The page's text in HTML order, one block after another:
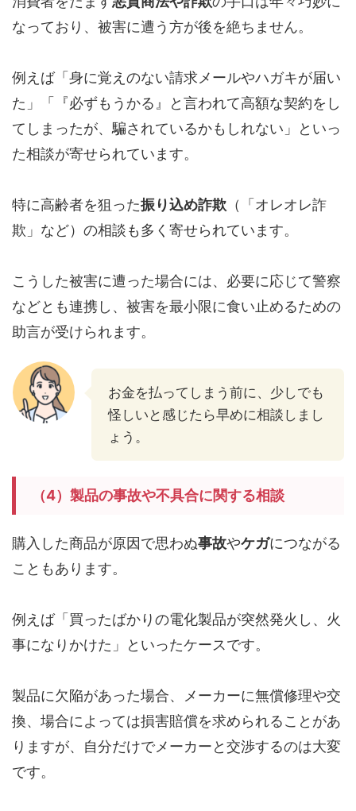
なっており、被害に遭う方が後を絶ちません。
例えば「身に覚えのない請求メールやハガキが届い
た」「『必ずもうかる』と言われて高額な契約をし
てしまったが、騙されているかもしれない」といっ
た相談が寄せられています。
特に高齢者を狙った振り込め詐欺 （「オレオレ詐
欺」など）の相談も多く寄せられています。
こうした被害に遭った場合には、必要に応じて警察
などとも連携し、被害を最小限に食い止めるための
助言が受けられます。
お金を払ってしまう前に、少しでも
怪しいと感じたら早めに相談しまし
ょう。
（4）製品の事故や不具合に関する相談
購入した商品が原因で思わぬ事故やケガにつながる
こともあります。
例えば「買ったばかりの電化製品が突然発火し、火
事になりかけた」といったケースです。
製品に欠陥があった場合、メーカーに無償修理や交
換、場合によっては損害賠償を求められることがあ
りますが、自分だけでメーカーと交渉するのは大変
です。